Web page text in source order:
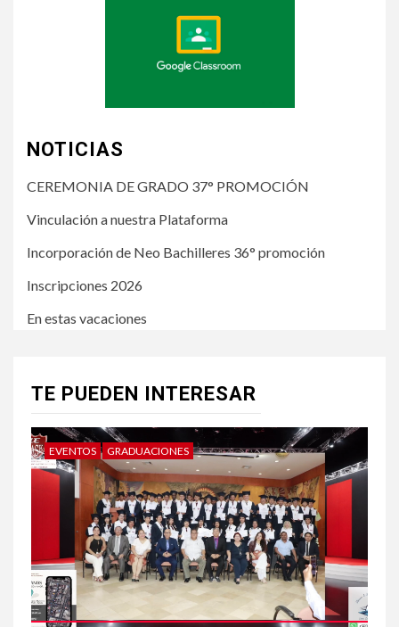
NOTICIAS
CEREMONIA DE GRADO 37° PROMOCIÓN
Vinculación a nuestra Plataforma
Incorporación de Neo Bachilleres 36° promoción
Inscripciones 2026
En estas vacaciones
TE PUEDEN INTERESAR
EVENTOS GRADUACIONES